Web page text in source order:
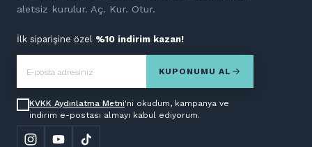
aletsiz kurulur. Aç. Kur. Otur.
İlk siparişine özel %10 indirim kazan!
KUPONUMU AL
KVKK Aydınlatma Metni'ni okudum, kampanya ve
indirim e-postası almayı kabul ediyorum.